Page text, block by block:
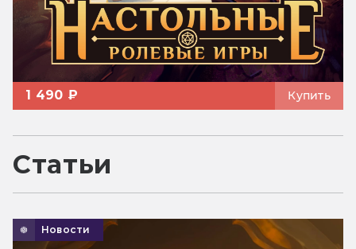
1 490 ₽ Купить
Статьи
Новости